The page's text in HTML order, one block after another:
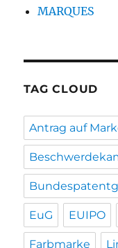
MARQUES
TAG CLOUD
Antrag auf
EuG EUIPO
Farbmarke